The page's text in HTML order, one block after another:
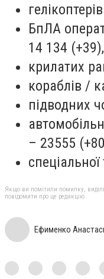
БпЛА
14 134 (+39),
крилатих
кораблів /
підводних
– 23555
Якщо ви помітили помилку,
повідомити про це редакцію
Ефименко